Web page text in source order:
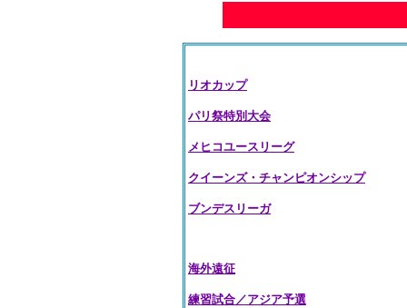
リオカップ
パリ祭特別大会
メヒコユースリーグ
クイーンズ・チャンピオンシップ
ブンデスリーガ
海外遠征
練習試合／アジア予選